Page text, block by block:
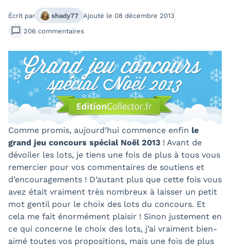
Écrit par shady77 Ajouté le 08 décembre 2013
206 commentaires
Comme promis, aujourd’hui commence enfin le
grand jeu concours spécial Noël 2013 ! Avant de
dévoiler les lots, je tiens une fois de plus à tous vous
remercier pour vos commentaires de soutiens et
d’encouragements ! D’autant plus que cette fois vous
avez était vraiment très nombreux à laisser un petit
mot gentil pour le choix des lots du concours. Et
cela me fait énormément plaisir ! Sinon justement en
ce qui concerne le choix des lots, j’ai vraiment bien-
aimé toutes vos propositions, mais une fois de plus